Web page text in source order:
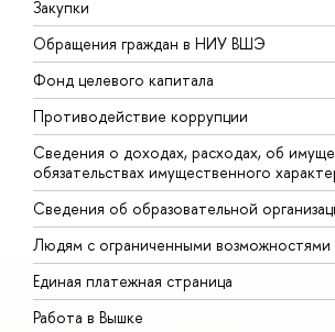
Закупки
Обращения граждан в НИУ ВШЭ
Фонд целевого капитала
Противодействие коррупции
Сведения о доходах, расходах, об
обязательствах имущественного
Сведения об образовательной
Людям с ограниченными возможностями
Единая платежная страница
Работа в Вышке